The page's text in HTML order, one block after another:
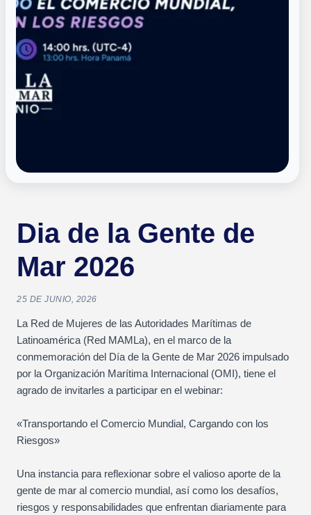
Dia de la Gente de
Mar 2026
25 DE JUNIO, 2026
La Red de Mujeres de las Autoridades Marítimas de
Latinoamérica (Red MAMLa), en el marco de la
conmemoración del Día de la Gente de Mar 2026 impulsado
por la Organización Marítima Internacional (OMI), tiene el
agrado de invitarles a participar en el webinar:
«Transportando el Comercio Mundial, Cargando con los
Riesgos»
Una instancia para reflexionar sobre el valioso aporte de la
gente de mar al comercio mundial, así como los desafíos,
riesgos y responsabilidades que enfrentan diariamente para